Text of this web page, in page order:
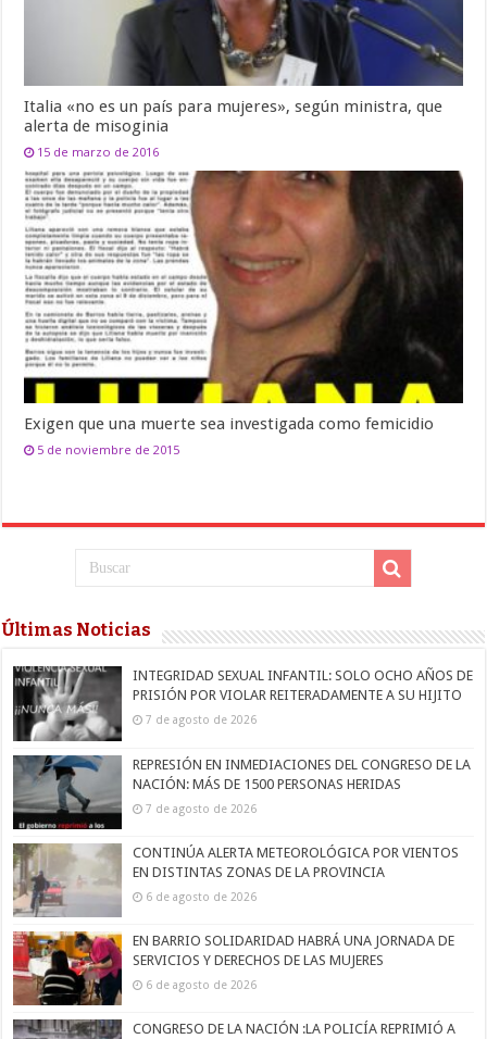
Italia «no es un país para mujeres», según ministra, que
alerta de misoginia
15 de marzo de 2016
Exigen que una muerte sea investigada como femicidio
5 de noviembre de 2015
Últimas Noticias
INTEGRIDAD SEXUAL INFANTIL: SOLO OCHO AÑOS DE
PRISIÓN POR VIOLAR REITERADAMENTE A SU HIJITO
7 de agosto de 2026
REPRESIÓN EN INMEDIACIONES DEL CONGRESO DE LA
NACIÓN: MÁS DE 1500 PERSONAS HERIDAS
7 de agosto de 2026
CONTINÚA ALERTA METEOROLÓGICA POR VIENTOS
EN DISTINTAS ZONAS DE LA PROVINCIA
6 de agosto de 2026
EN BARRIO SOLIDARIDAD HABRÁ UNA JORNADA DE
SERVICIOS Y DERECHOS DE LAS MUJERES
6 de agosto de 2026
CONGRESO DE LA NACIÓN :LA POLICÍA REPRIMIÓ A